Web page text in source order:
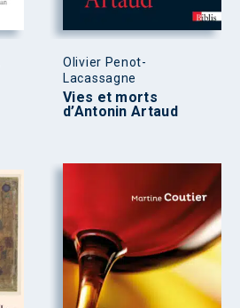
Olivier Penot-
Lacassagne
Vies et morts
d’Antonin Artaud